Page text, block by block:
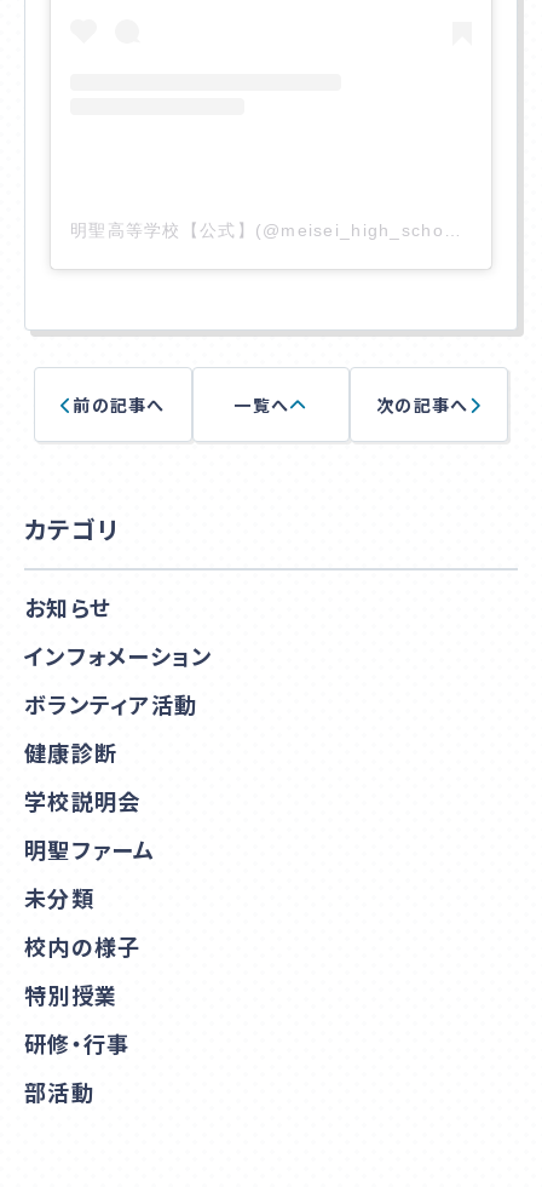
043-225-5622
中野キャンパス
03-5340-7210
前の記事へ 一覧へ 次の記事へ
カテゴリ
お知らせ
インフォメーション
ボランティア活動
健康診断
学校説明会
明聖ファーム
未分類
校内の様子
特別授業
研修・行事
部活動